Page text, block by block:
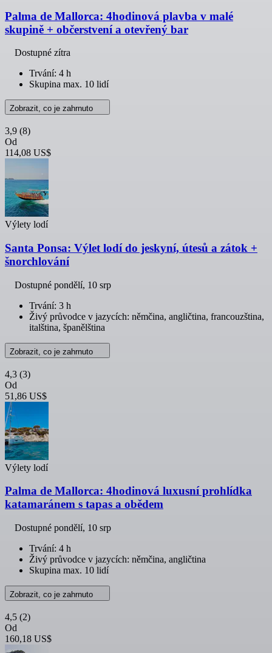
Palma de Mallorca: 4hodinová plavba v malé
skupině + občerstvení a otevřený bar
Dostupné zítra
Trvání: 4 h
Skupina max. 10 lidí
Zobrazit, co je zahrnuto
3,9 (8)
Od
114,08 US$
Výlety lodí
Santa Ponsa: Výlet lodí do jeskyní, útesů a zátok +
šnorchlování
Dostupné pondělí, 10 srp
Trvání: 3 h
Živý průvodce v jazycích: němčina, angličtina, francouzština,
italština, španělština
Zobrazit, co je zahrnuto
4,3 (3)
Od
51,86 US$
Výlety lodí
Palma de Mallorca: 4hodinová luxusní prohlídka
katamaránem s tapas a obědem
Dostupné pondělí, 10 srp
Trvání: 4 h
Živý průvodce v jazycích: němčina, angličtina
Skupina max. 10 lidí
Zobrazit, co je zahrnuto
4,5 (2)
Od
160,18 US$